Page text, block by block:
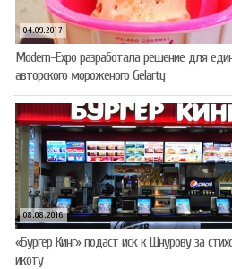
04.09.2017
Modern-Expo разработала решение для
авторского мороженого Gelarty
08.08.2016
«Бургер Кинг» подаст иск к Шнурову за
икоту